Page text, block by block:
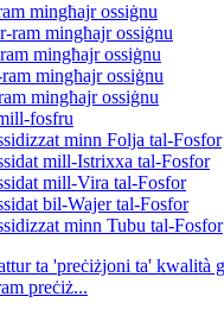
mingħajr ossiġnu
ram mingħajr ossiġnu
mingħajr ossiġnu
mingħajr ossiġnu
mingħajr ossiġnu
fosfru
minn Folja tal-Fosfor
mill-Istrixxa tal-Fosfor
mill-Vira tal-Fosfor
bil-Wajer tal-Fosfor
minn Tubu tal-Fosfor